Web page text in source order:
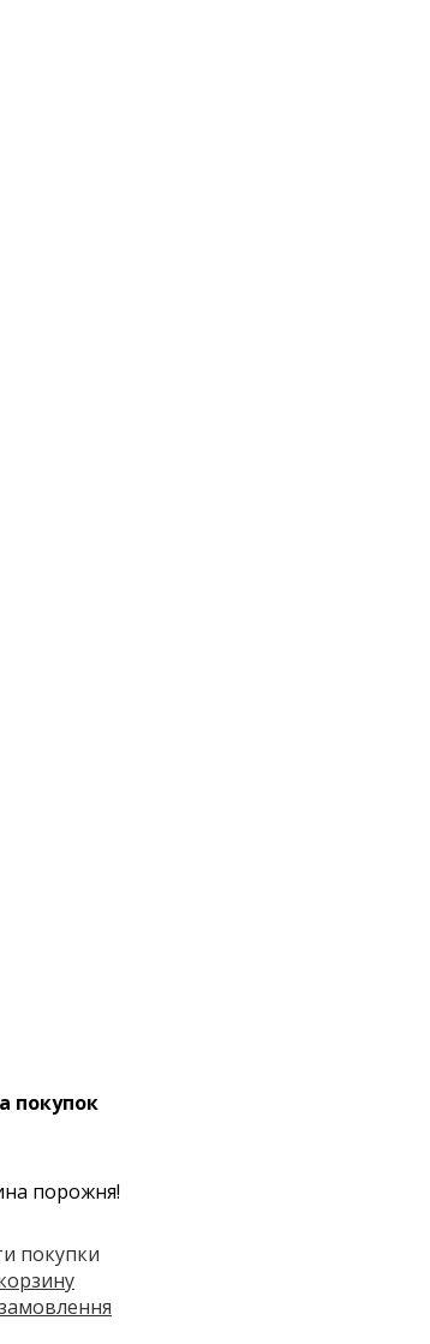
покупок
порожня!
покупки